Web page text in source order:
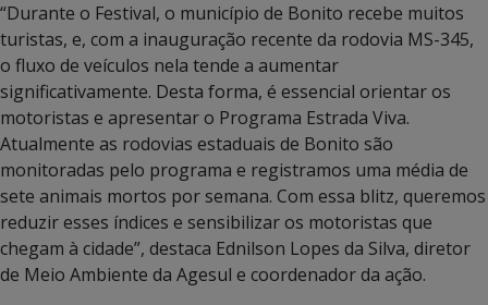
“Durante o Festival, o município de Bonito recebe muitos
turistas, e, com a inauguração recente da rodovia MS-345,
o fluxo de veículos nela tende a aumentar
significativamente. Desta forma, é essencial orientar os
motoristas e apresentar o Programa Estrada Viva.
Atualmente as rodovias estaduais de Bonito são
monitoradas pelo programa e registramos uma média de
sete animais mortos por semana. Com essa blitz, queremos
reduzir esses índices e sensibilizar os motoristas que
chegam à cidade”, destaca Ednilson Lopes da Silva, diretor
de Meio Ambiente da Agesul e coordenador da ação.